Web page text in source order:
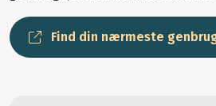
Find din nærmeste